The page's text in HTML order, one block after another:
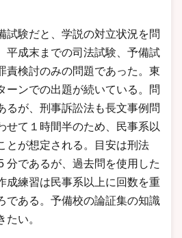
試験だと、学説の対立状況を問
平成末までの司法試験、予備試
責検討のみの問題であった。東
ーンでの出題が続いている。問
るが、刑事訴訟法も長文事例問
せて１時間半のため、民事系以
とが想定される。目安は刑法
分であるが、過去問を使用した
成練習は民事系以上に回数を重
である。予備校の論証集の知識
たい。